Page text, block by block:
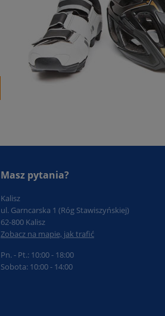
Masz pytania?
Kalisz
ul. Garncarska 1 (Róg Stawiszyńskiej)
62-800 Kalisz
Zobacz na mapie, jak trafić
Pn. - Pt.: 10:00 - 18:00
Sobota: 10:00 - 14:00